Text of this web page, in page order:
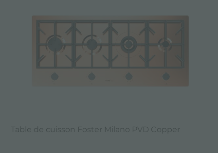
Table de cuisson Foster Milano PVD Copper